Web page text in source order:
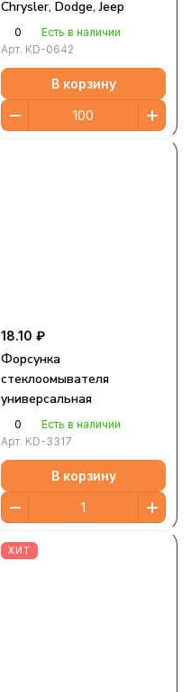
Chrysler, Dodge, Jeep
0
Есть в наличии
Арт. KD-0642
В корзину
18.10 ₽
Форсунка
стеклоомывателя
универсальная
0
Есть в наличии
Арт. KD-3317
В корзину
ХИТ